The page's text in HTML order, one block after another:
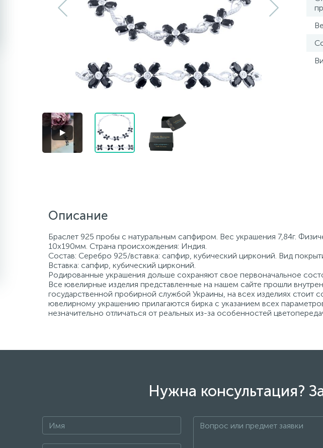
Описание
Браслет 925 пробы с натуральным сапфиром. Вес украшения 7,84г.
10х190мм. Страна происхождения: Индия.
Состав: Серебро 925/вставка: сапфир, кубический цирконий. Вид
Вставка: сапфир, кубический цирконий.
Родированные украшения дольше сохраняют свое первоначальное
Все ювелирные изделия представленные на нашем сайте прошли
государственной пробирной службой Украины, на всех изделиях стоит
ювелирному украшению прилагаются бирка с указанием всех
незначительно отличаться от реальных из-за особенностей
Нужна консультация?